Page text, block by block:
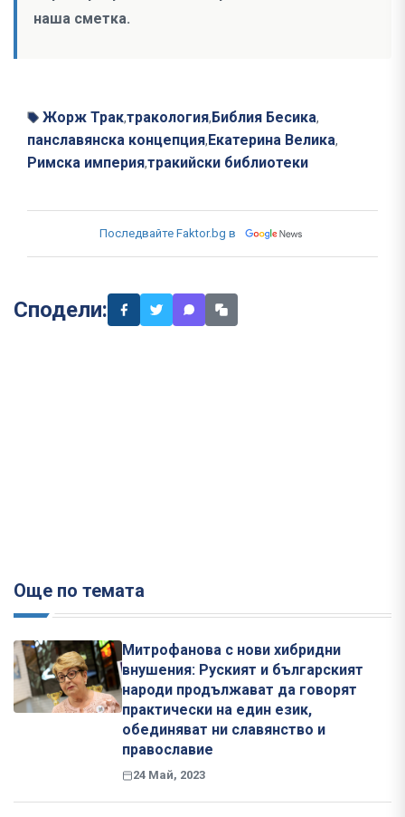
наша сметка.
Жорж Трак,тракология, Библия Бесика,
панславянска концепция, Екатерина Велика,
Римска империя,тракийски библиотеки
Последвайте Faktor.bg в
Сподели:
Още по темата
Митрофанова с нови хибридни
внушения: Руският и българският
народи продължават да говорят
практически на един език,
обединяват ни славянство и
православие
24 Май, 2023